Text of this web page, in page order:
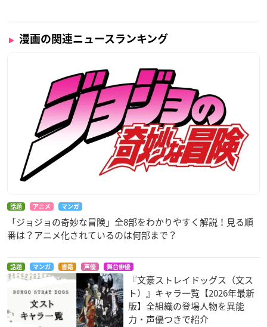
漫画の関連ニュースランキング
話題 アニメ マンガ
「ジョジョの奇妙な冒険」全8部をわかりやすく解説！見る順
番は？アニメ化されているのは何部まで？
話題 マンガ 書籍 声優 舞台俳優
『文豪ストレイドッグス（文ス
ト）』キャラ一覧【2026年最新
版】全組織の登場人物を異能
力・声優つきで紹介